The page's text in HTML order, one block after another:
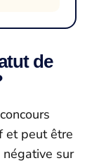
de
et peut être
négative sur